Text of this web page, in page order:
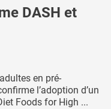
DASH et
en pré-
l’adoption d’un
Foods for High ...